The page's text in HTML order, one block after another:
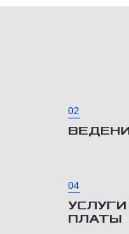
02
04
ПЛАТЫ